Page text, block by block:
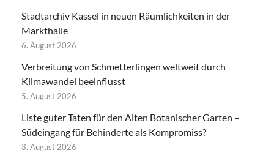
Stadtarchiv Kassel in neuen Räumlichkeiten in der
Markthalle
6. August 2026
Verbreitung von Schmetterlingen weltweit durch
Klimawandel beeinflusst
5. August 2026
Liste guter Taten für den Alten Botanischer Garten –
Südeingang für Behinderte als Kompromiss?
3. August 2026